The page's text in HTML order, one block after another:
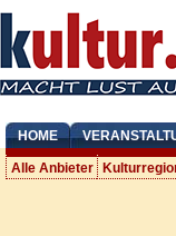
HOME
Alle Anbieter